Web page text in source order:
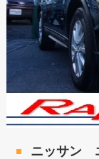
ニッサン